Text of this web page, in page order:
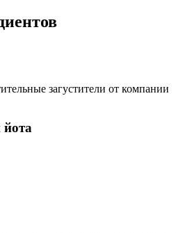
загустители от компании